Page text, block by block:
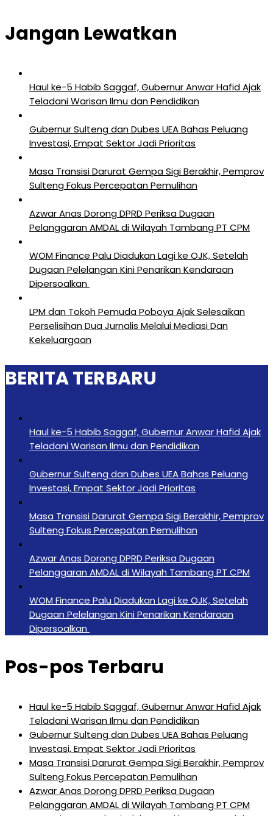
Jangan Lewatkan
Haul ke-5 Habib Saggaf, Gubernur Anwar Hafid Ajak
Teladani Warisan Ilmu dan Pendidikan
Gubernur Sulteng dan Dubes UEA Bahas Peluang
Investasi, Empat Sektor Jadi Prioritas
Masa Transisi Darurat Gempa Sigi Berakhir, Pemprov
Sulteng Fokus Percepatan Pemulihan
Azwar Anas Dorong DPRD Periksa Dugaan
Pelanggaran AMDAL di Wilayah Tambang PT CPM
‎WOM Finance Palu Diadukan Lagi ke OJK, Setelah
Dugaan Pelelangan Kini Penarikan Kendaraan
Dipersoalkan ‎
LPM dan Tokoh Pemuda Poboya Ajak Selesaikan
Perselisihan Dua Jurnalis Melalui Mediasi Dan
Kekeluargaan
BERITA TERBARU
Haul ke-5 Habib Saggaf, Gubernur Anwar Hafid Ajak
Teladani Warisan Ilmu dan Pendidikan
Gubernur Sulteng dan Dubes UEA Bahas Peluang
Investasi, Empat Sektor Jadi Prioritas
Masa Transisi Darurat Gempa Sigi Berakhir, Pemprov
Sulteng Fokus Percepatan Pemulihan
Azwar Anas Dorong DPRD Periksa Dugaan
Pelanggaran AMDAL di Wilayah Tambang PT CPM
‎WOM Finance Palu Diadukan Lagi ke OJK, Setelah
Dugaan Pelelangan Kini Penarikan Kendaraan
Dipersoalkan ‎
Pos-pos Terbaru
Haul ke-5 Habib Saggaf, Gubernur Anwar Hafid Ajak
Teladani Warisan Ilmu dan Pendidikan
Gubernur Sulteng dan Dubes UEA Bahas Peluang
Investasi, Empat Sektor Jadi Prioritas
Masa Transisi Darurat Gempa Sigi Berakhir, Pemprov
Sulteng Fokus Percepatan Pemulihan
Azwar Anas Dorong DPRD Periksa Dugaan
Pelanggaran AMDAL di Wilayah Tambang PT CPM